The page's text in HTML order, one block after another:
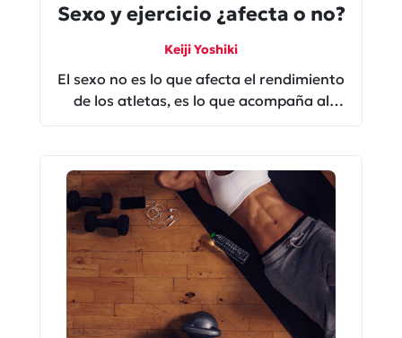
Sexo y ejercicio ¿afecta o no?
Keiji Yoshiki
El sexo no es lo que afecta el rendimiento
de los atletas, es lo que acompaña al